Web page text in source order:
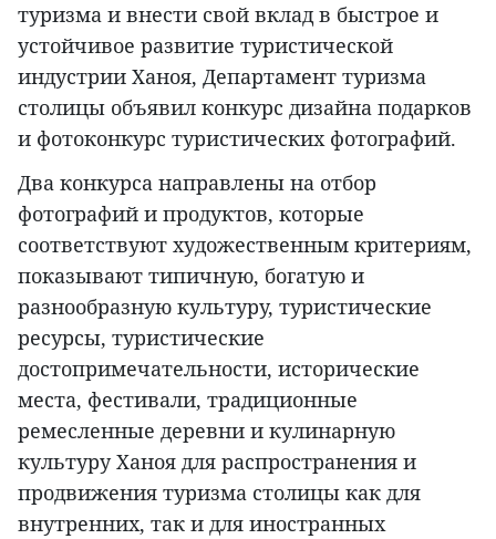
туризма и внести свой вклад в быстрое и
устойчивое развитие туристической
индустрии Ханоя, Департамент туризма
столицы объявил конкурс дизайна подарков
и фотоконкурс туристических фотографий.
Два конкурса направлены на отбор
фотографий и продуктов, которые
соответствуют художественным критериям,
показывают типичную, богатую и
разнообразную культуру, туристические
ресурсы, туристические
достопримечательности, исторические
места, фестивали, традиционные
ремесленные деревни и кулинарную
культуру Ханоя для распространения и
продвижения туризма столицы как для
внутренних, так и для иностранных